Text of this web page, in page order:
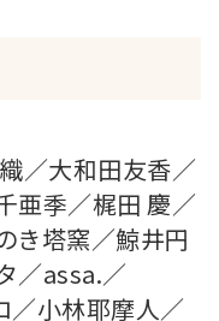
／大和田友香／
亜季／梶田 慶／
き塔窯／鯨井円
／assa.／
小林耶摩人／